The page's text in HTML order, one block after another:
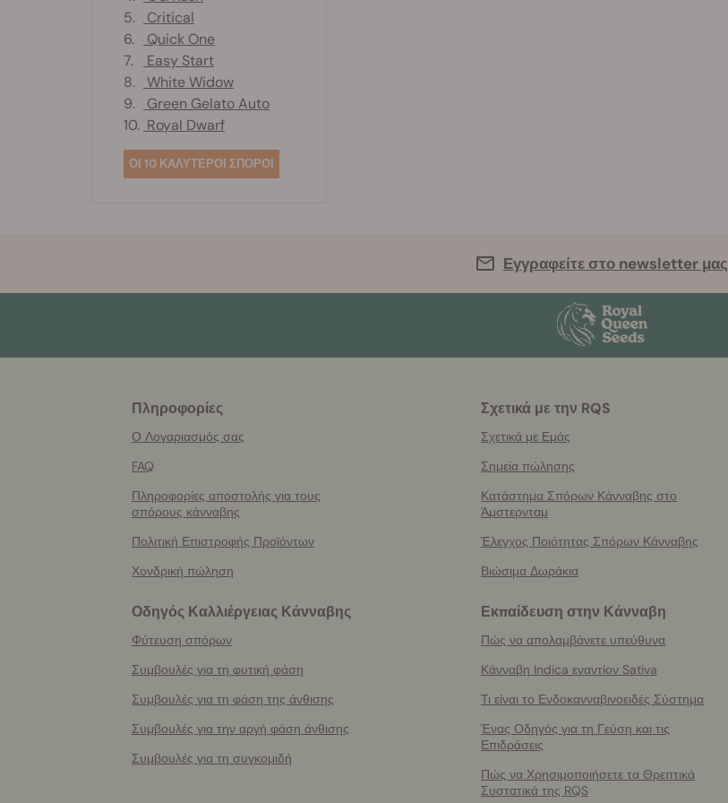
5.
Critical
6.
Quick One
7.
Easy Start
8.
White Widow
9.
Green Gelato Auto
10. Royal Dwarf
ΟΙ 10 ΚΑΛΥΤΕΡΟΙ ΣΠΟΡΟΙ
Εγγραφείτε στο newsletter μας
Πληροφορίες
Ο Λογαριασμός σας
FAQ
Πληροφορίες αποστολής για τους
σπόρους κάνναβης
Πολιτική Επιστροφής Προϊόντων
Χονδρική πώληση
Σχετικά με την RQS
Σχετικά με Εμάς
Σημεία πώλησης
Κατάστημα Σπόρων Κάνναβης στο
Άμστερνταμ
Έλεγχος Ποιότητας Σπόρων Κάνναβης
Βιώσιμα Δωράκια
Οδηγός Καλλιέργειας Κάνναβης
Φύτευση σπόρων
Συμβουλές για τη φυτική φάση
Συμβουλές για τη φάση της άνθισης
Συμβουλές για την αργή φάση άνθισης
Συμβουλές για τη συγκομιδή
Εκπαίδευση στην Κάνναβη
Πώς να απολαμβάνετε υπεύθυνα
Κάνναβη Indica εναντίον Sativa
Τι είναι το Ενδοκανναβινοειδές Σύστημα
Ένας Οδηγός για τη Γεύση και τις
Επιδράσεις
Πώς να Χρησιμοποιήσετε τα Θρεπτικά
Συστατικά της RQS